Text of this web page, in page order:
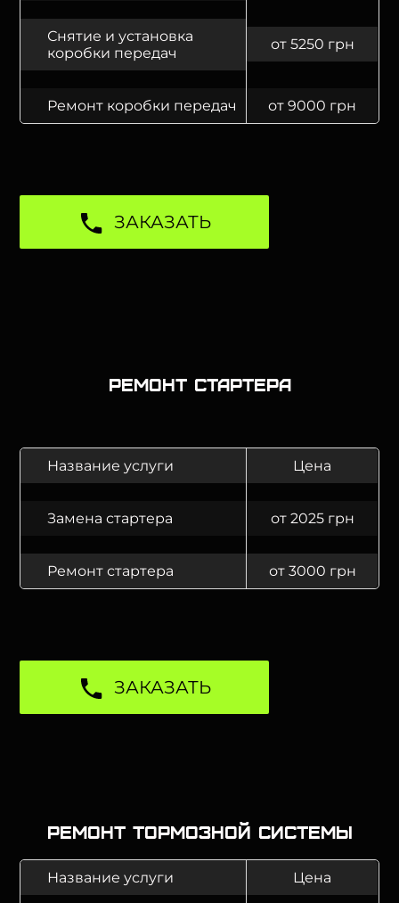
Снятие и установка
коробки передач
от 5250 грн
Ремонт коробки передач от 9000 грн
ЗАКАЗАТЬ
Ремонт стартера
Название услуги Цена
Замена стартера от 2025 грн
Ремонт стартера от 3000 грн
ЗАКАЗАТЬ
Ремонт тормозной системы
Название услуги Цена